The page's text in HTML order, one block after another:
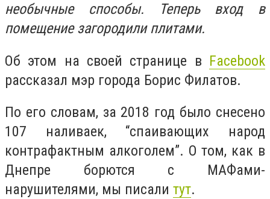
необычные способы. Теперь вход в
помещение загородили плитами.
Об этом на своей странице в Facebook
рассказал мэр города Борис Филатов.
По его словам, за 2018 год было снесено
107 наливаек, “спаивающих народ
контрафактным алкоголем”. О том, как в
Днепре борются с МАФами-
нарушителями, мы писали тут.